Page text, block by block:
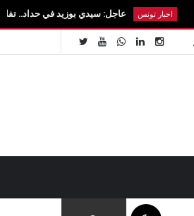
عاجل: سيدي بوزيد في حداد.. تفاصيل رحيل